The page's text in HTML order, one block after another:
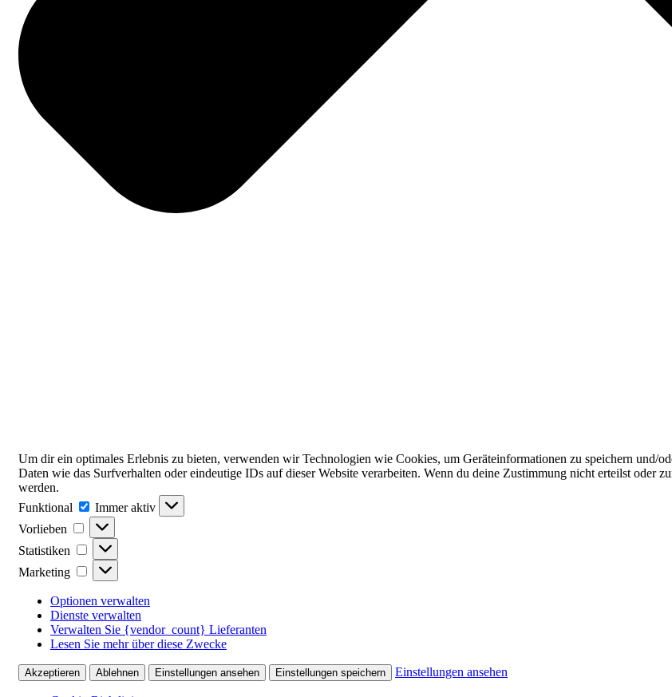
Um dir ein optimales Erlebnis zu bieten, verwenden wir Technologien wie Cookies, um Geräteinformationen zu speichern und/
Daten wie das Surfverhalten oder eindeutige IDs auf dieser Website verarbeiten. Wenn du deine Zustimmung nicht erteilst oder
werden.
Funktional
Funktional
Immer aktiv
Vorlieben
Vorlieben
Statistiken
Statistiken
Marketing
Marketing
Optionen verwalten
Dienste verwalten
Verwalten Sie {vendor_count} Lieferanten
Lesen Sie mehr über diese Zwecke
Akzeptieren Ablehnen Einstellungen ansehen Einstellungen speichern Einstellungen ansehen